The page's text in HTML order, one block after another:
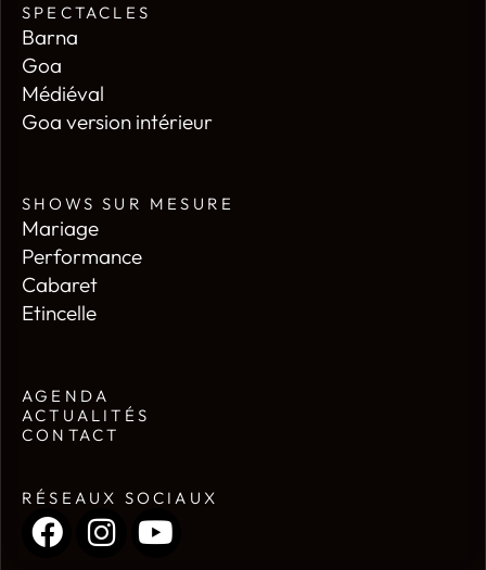
SPECTACLES
Barna
Goa
Médiéval
Goa version intérieur
SHOWS SUR MESURE
Mariage
Performance
Cabaret
Etincelle
AGENDA
ACTUALITÉS
CONTACT
RÉSEAUX SOCIAUX